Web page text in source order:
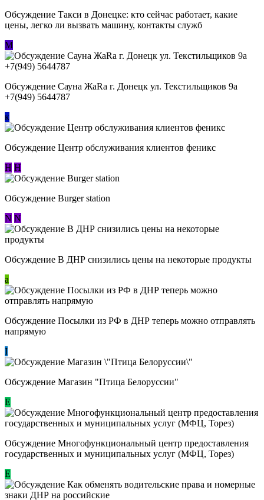
Обсуждение ​Такси в Донецке: кто сейчас работает, какие
цены, легко ли вызвать машину, контакты служб
М
Обсуждение Сауна ЖаRa г. Донецк ул. Текстильщиков 9а
+7(949) 5644787
к
Обсуждение Центр обслуживания клиентов феникс
Н Н
Обсуждение Burger station
N N
Обсуждение В ДНР снизились цены на некоторые продукты
a
Обсуждение Посылки из РФ в ДНР теперь можно отправлять
напрямую
I
Обсуждение Магазин "Птица Белоруссии"
Е
Обсуждение Многофункциональный центр предоставления
государственных и муниципальных услуг (МФЦ, Торез)
E